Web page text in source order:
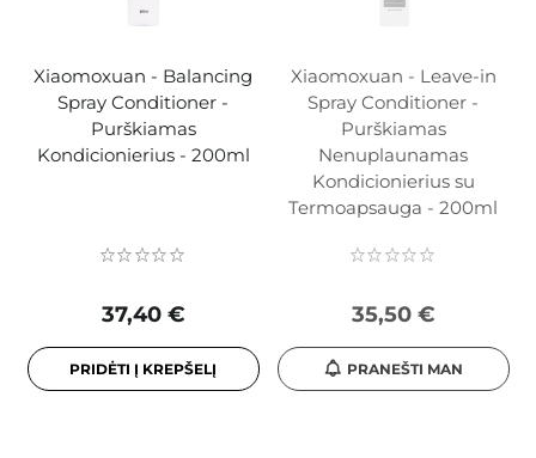
Xiaomoxuan - Balancing
Spray Conditioner -
Purškiamas
Kondicionierius - 200ml
37,40 €
PRIDĖTI Į KREPŠELĮ
Xiaomoxuan - Leave-in
Spray Conditioner -
Purškiamas
Nenuplaunamas
Kondicionierius su
Termoapsauga - 200ml
35,50 €
PRANEŠTI MAN